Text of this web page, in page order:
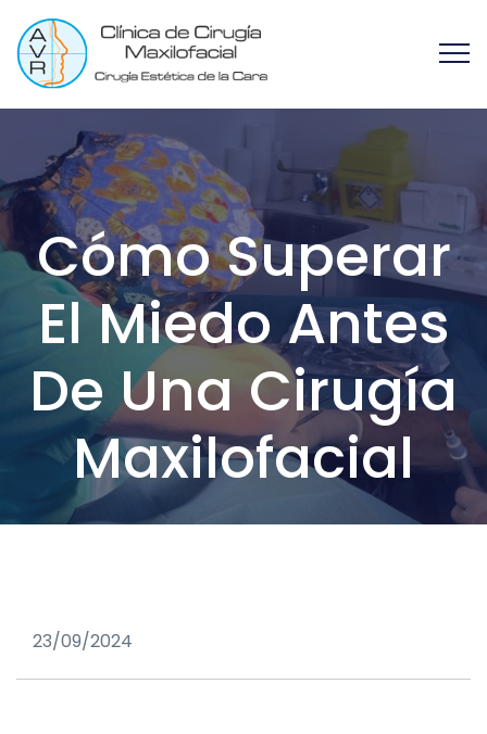
Cómo Superar
El Miedo Antes
De Una Cirugía
Maxilofacial
23/09/2024